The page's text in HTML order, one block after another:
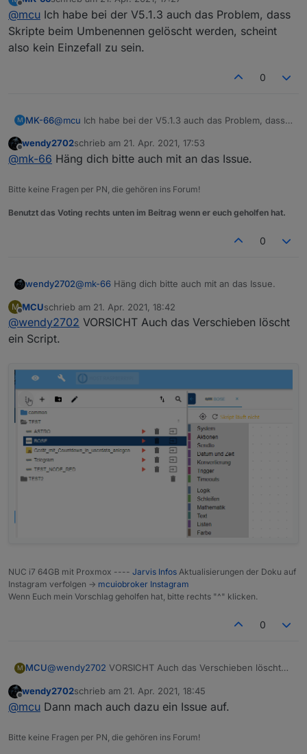
https://github.com/ioBroker/ioBroker.javascript/issues/82
0
Offline zuletzt editiert von
@mcu Ich habe bei der V5.1.3 auch das Problem, dass
Skripte beim Umbenennen gelöscht werden, scheint
also kein Einzefall zu sein.
0
M MK-66@mcu Ich habe bei der V5.1.3 auch das Problem, dass
also kein Einzefall zu sein.
Offline
wendy2702schrieb am 21. Apr. 2021, 17:53
zuletzt editiert von
@mk-66 Häng dich bitte auch mit an das Issue.
Bitte keine Fragen per PN, die gehören ins Forum!
Benutzt das Voting rechts unten im Beitrag wenn er euch geholfen hat.
0
wendy2702@mk-66 Häng dich bitte auch mit an das Issue.
M
Offline
MCUschrieb am 21. Apr. 2021, 18:42
zuletzt editiert von
@wendy2702 VORSICHT Auch das Verschieben löscht
ein Script.
NUC i7 64GB mit Proxmox ---- Jarvis Infos Aktualisierungen der Doku auf
Instagram verfolgen -> mcuiobroker Instagram
Wenn Euch mein Vorschlag geholfen hat, bitte rechts "^" klicken.
0
M MCU@wendy2702 VORSICHT Auch das Verschieben löscht
Offline
wendy2702schrieb am 21. Apr. 2021, 18:45
zuletzt editiert von
@mcu Dann mach auch dazu ein Issue auf.
Bitte keine Fragen per PN, die gehören ins Forum!